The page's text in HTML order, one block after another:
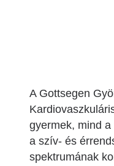
A Gottsegen
gyermek, mind
a szív- és
spektrumának